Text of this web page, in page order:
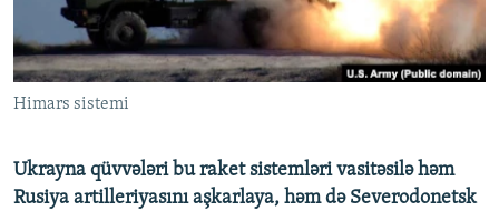
KARIKATURA
İSLAM VƏ DEMOKRATIYA
İZ - MƏDƏNIYYƏT PROQRAMI
PEŞƏ ETIKASI VƏ JURNALISTIKA STANDARTLARIMIZ
MATERIALLARIMIZDAN ISTIFADƏ
AZADLIQRADIOSU MOBIL TELEFONUNUZDA
XƏBƏR BÜLLETENLƏRIMIZ
BIZI IZLƏ
RFE/RL-in bütün saytları
Himars sistemi
Ukrayna qüvvələri bu raket sistemləri vasitəsilə həm
Rusiya artilleriyasını aşkarlaya, həm də Severodonetsk